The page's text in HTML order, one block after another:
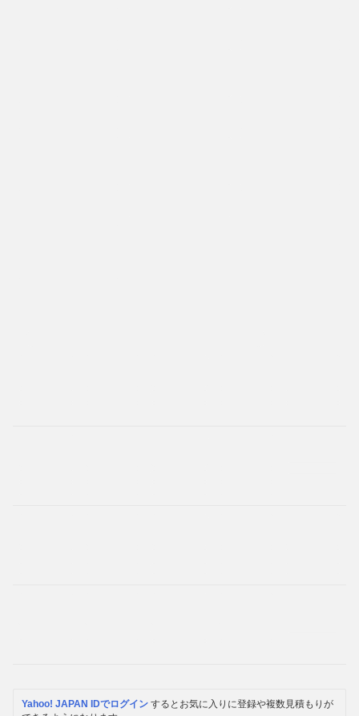
Yahoo! JAPAN IDでログイン するとお気に入りに登録や複数見積もりが